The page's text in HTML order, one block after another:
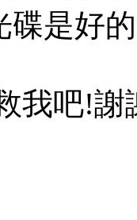
碟是好
我吧!謝